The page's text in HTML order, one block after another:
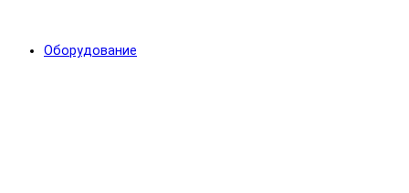
Оборудование